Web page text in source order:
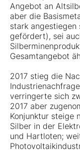
Angebot an
aber die
stark
gefördert), sei
Gesamtangebot
2017 stieg die
verringerte sich
2017 aber
Konjunktur steige
Silber in der
und Hartloten;